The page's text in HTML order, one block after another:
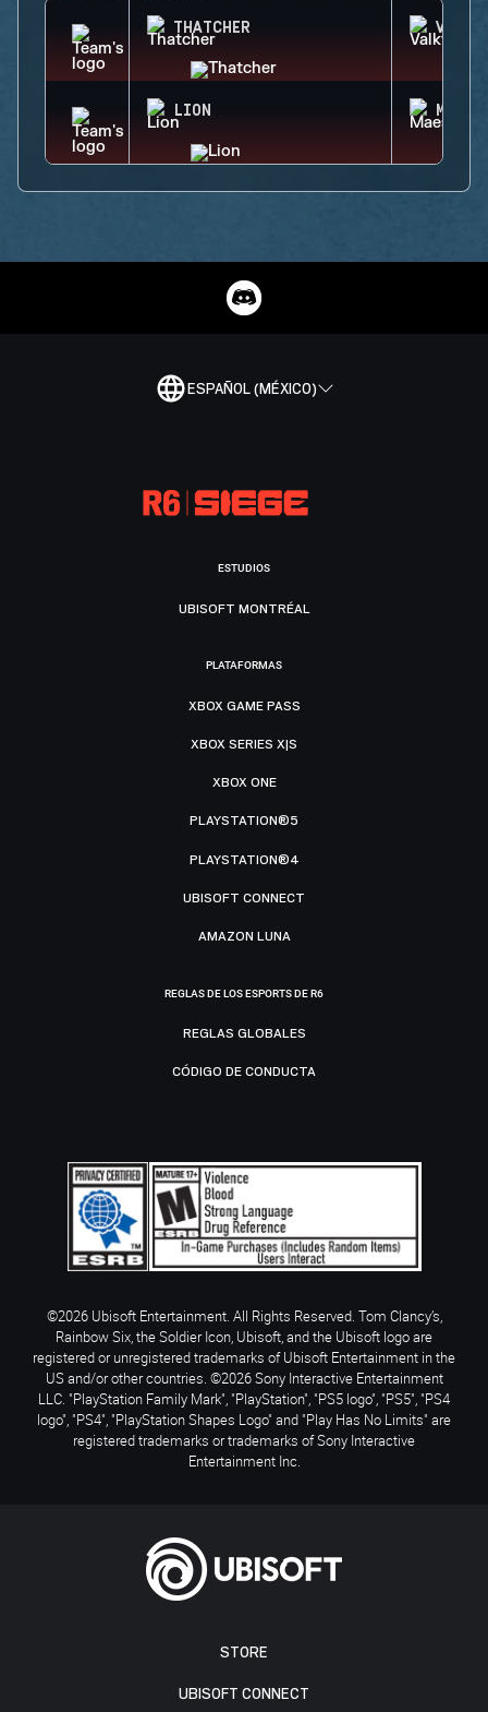
THATCHER
LION
ESPAÑOL (MÉXICO)
STORE
UBISOFT CONNECT
ESTUDIOS
UBISOFT MONTRÉAL
PLATAFORMAS
XBOX GAME PASS
XBOX SERIES X|S
XBOX ONE
PLAYSTATION®5
PLAYSTATION®4
UBISOFT CONNECT
AMAZON LUNA
REGLAS DE LOS ESPORTS DE R6
REGLAS GLOBALES
CÓDIGO DE CONDUCTA
©2026 Ubisoft Entertainment. All Rights Reserved. Tom Clancy’s,
Rainbow Six, the Soldier Icon, Ubisoft, and the Ubisoft logo are
registered or unregistered trademarks of Ubisoft Entertainment in the
US and/or other countries. ©2026 Sony Interactive Entertainment
LLC. "PlayStation Family Mark", "PlayStation", "PS5 logo", "PS5", "PS4
logo", "PS4", "PlayStation Shapes Logo" and "Play Has No Limits" are
registered trademarks or trademarks of Sony Interactive
Entertainment Inc.